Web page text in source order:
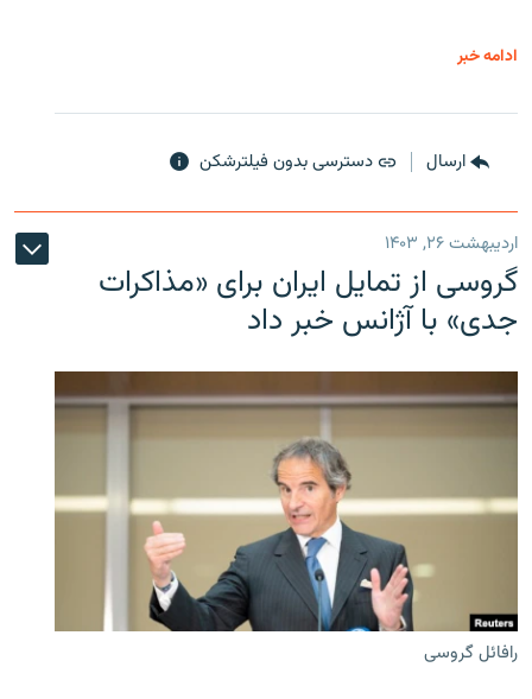
ادامه خبر
ارسال دسترسی بدون فیلترشکن
اردیبهشت ۲۶, ۱۴۰۳
گروسی از تمایل ایران برای «مذاکرات
جدی» با آژانس خبر داد
رافائل گروسی